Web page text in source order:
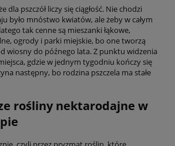
dla pszczół liczy się ciągłość. Nie chodzi
było mnóstwo kwiatów, ale żeby w całym
tak cenne są mieszanki łąkowe,
ogrody i parki miejskie, bo one tworzą
wiosny do późnego lata. Z punktu widzenia
gdzie w jednym tygodniu kończy się
następny, bo rodzina pszczela ma stałe
rośliny nektarodajne w